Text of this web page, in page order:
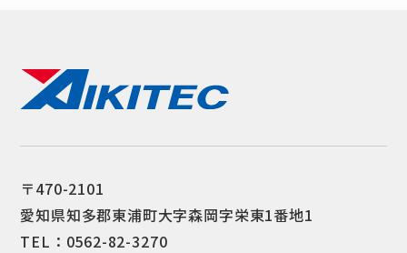
〒470-2101
愛知県知多郡東浦町大字森岡字栄東1番地1
TEL：0562-82-3270